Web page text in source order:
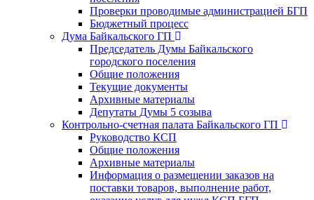
Проверки проводимые администрацией БГП
Бюджетный процесс
Дума Байкальского ГП
Председатель Думы Байкальского
городского поселения
Общие положения
Текущие документы
Архивные материалы
Депутаты Думы 5 созыва
Контрольно-счетная палата Байкальского ГП
Руководство КСП
Общие положения
Архивные материалы
Информация о размещении заказов на
поставки товаров, выполнение работ,